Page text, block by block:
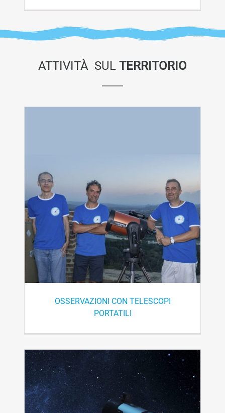
ATTIVITÀ SUL TERRITORIO
OSSERVAZIONI CON TELESCOPI
PORTATILI